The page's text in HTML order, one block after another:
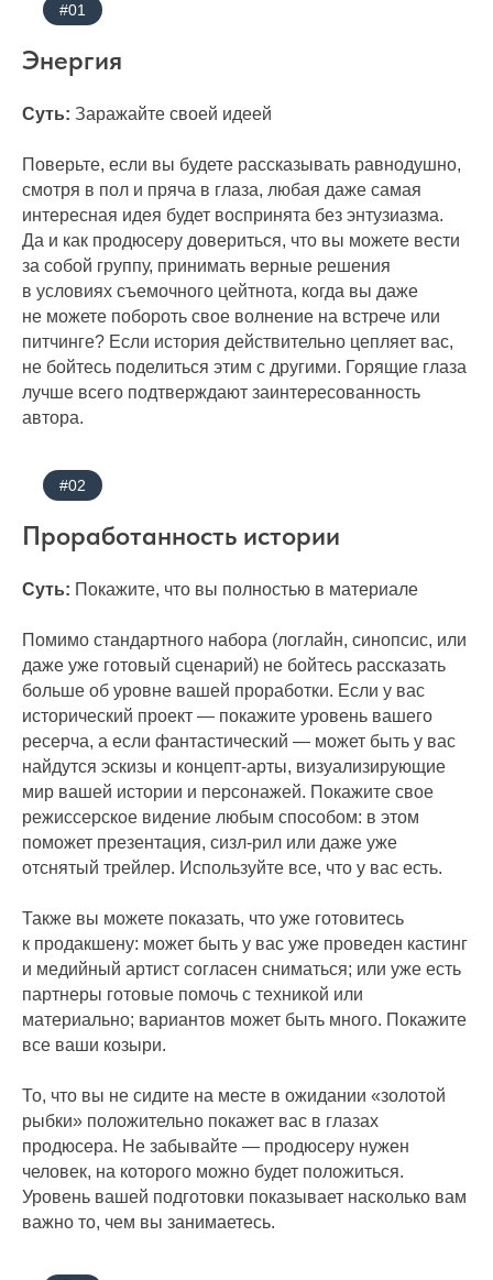
#01
Энергия
Суть: Заражайте своей идеей
Поверьте, если вы будете рассказывать равнодушно,
смотря в пол и пряча в глаза, любая даже самая
интересная идея будет воспринята без энтузиазма.
Да и как продюсеру довериться, что вы можете вести
за собой группу, принимать верные решения
в условиях съемочного цейтнота, когда вы даже
не можете побороть свое волнение на встрече или
питчинге? Если история действительно цепляет вас,
не бойтесь поделиться этим с другими. Горящие глаза
лучше всего подтверждают заинтересованность
автора.
#02
Проработанность истории
Суть: Покажите, что вы полностью в материале
Помимо стандартного набора (логлайн, синопсис, или
даже уже готовый сценарий) не бойтесь рассказать
больше об уровне вашей проработки. Если у вас
исторический проект — покажите уровень вашего
ресерча, а если фантастический — может быть у вас
найдутся эскизы и концепт-арты, визуализирующие
мир вашей истории и персонажей. Покажите свое
режиссерское видение любым способом: в этом
поможет презентация, сизл-рил или даже уже
отснятый трейлер. Используйте все, что у вас есть.
Также вы можете показать, что уже готовитесь
к продакшену: может быть у вас уже проведен кастинг
и медийный артист согласен сниматься; или уже есть
партнеры готовые помочь с техникой или
материально; вариантов может быть много. Покажите
все ваши козыри.
То, что вы не сидите на месте в ожидании «золотой
рыбки» положительно покажет вас в глазах
продюсера. Не забывайте — продюсеру нужен
человек, на которого можно будет положиться.
Уровень вашей подготовки показывает насколько вам
важно то, чем вы занимаетесь.